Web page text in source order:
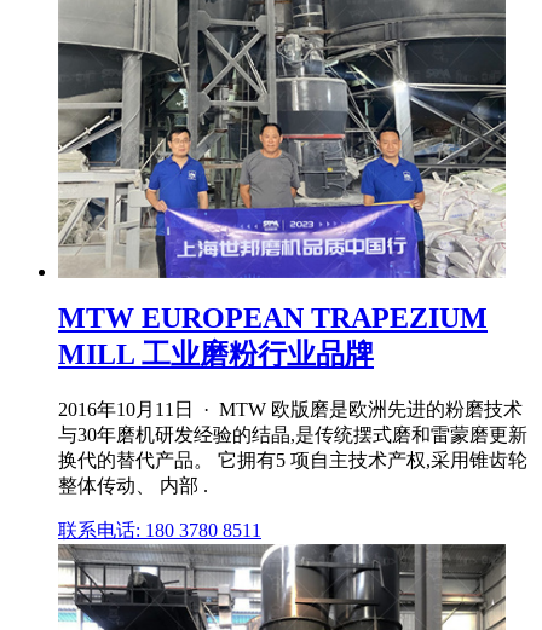
MTW EUROPEAN TRAPEZIUM
MILL 工业磨粉行业品牌
2016年10月11日 · MTW 欧版磨是欧洲先进的粉磨技术
与30年磨机研发经验的结晶,是传统摆式磨和雷蒙磨更新
换代的替代产品。 它拥有5 项自主技术产权,采用锥齿轮
整体传动、 内部 .
联系电话: 180 3780 8511